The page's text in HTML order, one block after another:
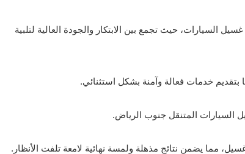
حيث تجمع بين الابتكار والجودة العالية لتلبية
بتقديم خدمات فعالة وآمنة بشكل استثنائي.
السيارات المتنقل جنوب الرياض.
مما يضمن نتائج مذهلة ولمسة نهائية لامعة تلفت الأنظار.